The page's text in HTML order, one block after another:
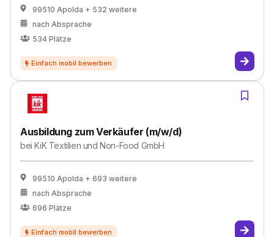
99510 Apolda + 532 weitere
nach Absprache
534 Plätze
Ausbildung zum Verkäufer (m/w/d)
beiKiK Textilien und Non-Food GmbH
99510 Apolda + 693 weitere
nach Absprache
696 Plätze